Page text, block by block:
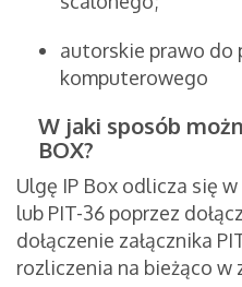
autorskie prawo do
komputerowego
W jaki sposób
BOX?
Ulgę IP Box odlicza się
lub PIT-36 poprzez
dołączenie załącznika
rozliczenia na bieżąco w